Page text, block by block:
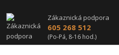
Zákaznická podpora
605 268 512
(Po-Pá, 8-16 hod.)